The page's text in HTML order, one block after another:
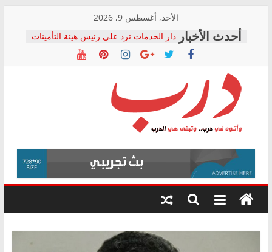
content
الأحد, أغسطس 9, 2026
دار الخدمات ترد على رئيس هيئة التأمينات
بعد مؤتمره الصحفي: إنكار الأزمة لا ينهي
معاناة أصحاب المعاشات.. ونطالب بكشف
فرحات سليمان يكتب: القطاع الصحي إلى
أين؟
حزب التحالف الشعبي يطلق لجنة “الحق
في الصحة” بالإسكندرية لرصد الانتهاكات
ودعم المرضى
الوزاري لمدينة الصحفيين.. وانتهاء أعمال
إنشاء المبنى الإداري
المجلس القومي لحقوق الإنسان يعلن
متابعة قضية الدكتور محمد زهران.. ويؤكد:
قرينة البراءة وضمانات المحاكمة العادلة
درب
وأتوه
درب..
وتبقى
هي